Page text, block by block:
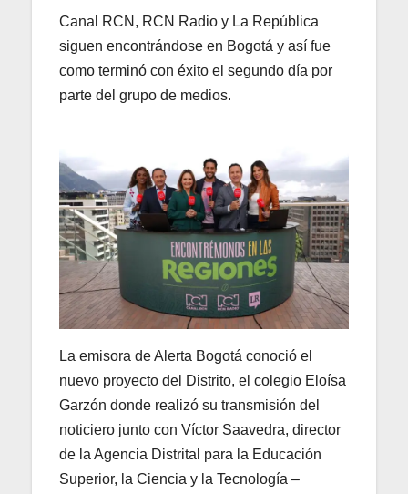
Canal RCN, RCN Radio y La República
siguen encontrándose en Bogotá y así fue
como terminó con éxito el segundo día por
parte del grupo de medios.
La emisora de Alerta Bogotá conoció el
nuevo proyecto del Distrito, el colegio Eloísa
Garzón donde realizó su transmisión del
noticiero junto con Víctor Saavedra, director
de la Agencia Distrital para la Educación
Superior, la Ciencia y la Tecnología –